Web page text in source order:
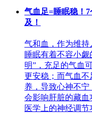
气血足=睡眠稳！
及！
气和血，作为维
睡眠有着不容小
明”，充足的气血
更安稳；而气血
养，导致心神不
会影响肝脏的藏血
医学上的神经调